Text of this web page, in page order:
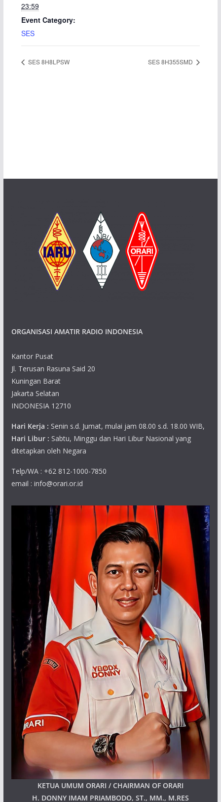
23:59
Event Category:
SES
SES 8H8LPSW SES 8H355SMD
ORGANISASI AMATIR RADIO INDONESIA
Kantor Pusat
Jl. Terusan Rasuna Said 20
Kuningan Barat
Jakarta Selatan
INDONESIA 12710
Hari Kerja : Senin s.d. Jumat, mulai jam 08.00 s.d. 18.00 WIB,
Hari Libur : Sabtu, Minggu dan Hari Libur Nasional yang
ditetapkan oleh Negara
Telp/WA : +62 812-1000-7850
email : info@orari.or.id
KETUA UMUM ORARI / CHAIRMAN OF ORARI
H. DONNY IMAM PRIAMBODO, ST., MM., M.RES